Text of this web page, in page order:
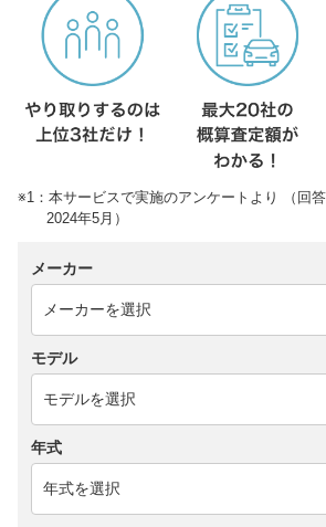
※1：本サービスで実施のアンケートより （回
2024年5月）
メーカー
モデル
年式